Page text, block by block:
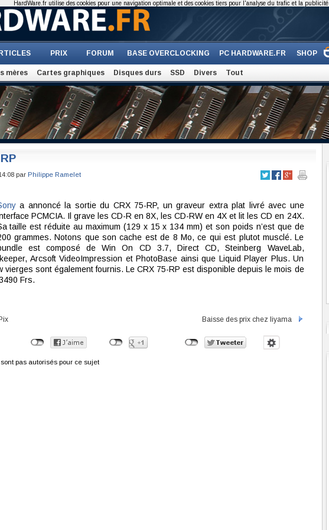
PRIX FORUM BASE OVERCLOCKING PC HARDWARE.FR SHOP
mères Cartes graphiques Disques durs SSD Divers Tout
par Philippe Ramelet
a annoncé la sortie du CRX 75-RP, un graveur extra plat livré avec une
PCMCIA. Il grave les CD-R en 8X, les CD-RW en 4X et lit les CD en 24X.
taille est réduite au maximum (129 x 15 x 134 mm) et son poids n’est que de
grammes. Notons que son cache est de 8 Mo, ce qui est plutot musclé. Le
est composé de Win On CD 3.7, Direct CD, Steinberg WaveLab,
Arcsoft VideoImpression et PhotoBase ainsi que Liquid Player Plus. Un
vierges sont également fournis. Le CRX 75-RP est disponible depuis le mois de
Frs.
Baisse des prix chez Iiyama
pas autorisés pour ce sujet
HardWare.fr utilise des cookies pour une navigation optimale et des cookies tiers pour l'analyse du trafic et la publicité